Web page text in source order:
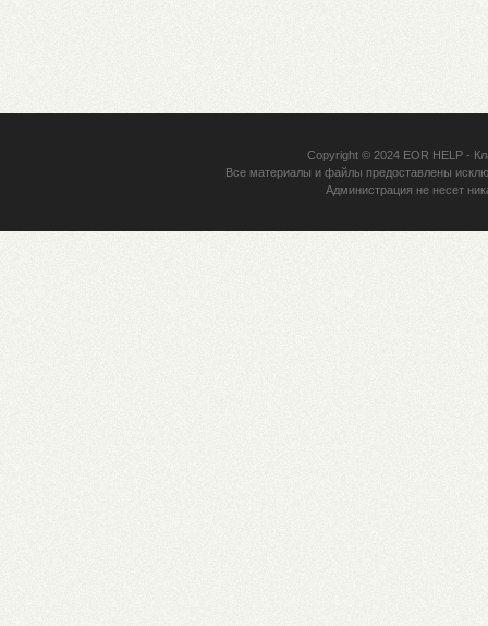
Copyright © 2024 EOR HELP-
Все материалы и файлы предоставлены
Администрация не несет